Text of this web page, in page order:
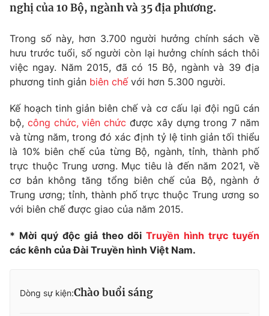
Tin tức
Thế giới đó đây
Câu chuyện quốc tế
Kinh tế
Tài chính
Thị trường
Góc doanh nghiệp
Dữ liệu và đời sống
Truyền hình
Phim VTV
Hậu trường
Nhân vật
Khán giả
Giải sao mai
Giải trí
Điện ảnh
Âm nhạc
Sao
Đời sống
Du lịch
Làm đẹp
Chất lượng cuộc sống
Giáo dục
Tuyển sinh
Học trực tuyến
Hitech Công nghệ tương lai
Thị trường
Lịch phát sóng
nghị của 10 Bộ, ngành và 35 địa phương.
Trong số này, hơn 3.700 người hưởng chính sách về
hưu trước tuổi, số người còn lại hưởng chính sách thôi
việc ngay. Năm 2015, đã có 15 Bộ, ngành và 39 địa
phương tinh giản biên chếvới hơn 5.300 người.
Kế hoạch tinh giản biên chế và cơ cấu lại đội ngũ cán
bộ, công chức, viên chức được xây dựng trong 7 năm
và từng năm, trong đó xác định tỷ lệ tinh giản tối thiểu
là 10% biên chế của từng Bộ, ngành, tỉnh, thành phố
trực thuộc Trung ương. Mục tiêu là đến năm 2021, về
cơ bản không tăng tổng biên chế của Bộ, ngành ở
Trung ương; tỉnh, thành phố trực thuộc Trung ương so
với biên chế được giao của năm 2015.
* Mời quý độc giả theo dõiTruyền hình trực tuyến
các kênh của Đài Truyền hình Việt Nam.
Dòng sự kiện:Chào buổi sáng